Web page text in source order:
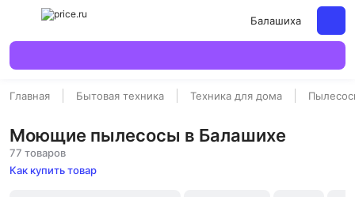
Балашиха
Главная Бытовая техника Техника для дома
Моющие пылесосы в Балашихе
77 товаров
Как купить товар